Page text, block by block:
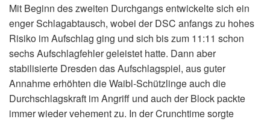
Mit Beginn des zweiten Durchgangs entwickelte sich ein
enger Schlagabtausch, wobei der DSC anfangs zu hohes
Risiko im Aufschlag ging und sich bis zum 11:11 schon
sechs Aufschlagfehler geleistet hatte. Dann aber
stabilisierte Dresden das Aufschlagspiel, aus guter
Annahme erhöhten die Waibl-Schützlinge auch die
Durchschlagskraft im Angriff und auch der Block packte
immer wieder vehement zu. In der Crunchtime sorgte